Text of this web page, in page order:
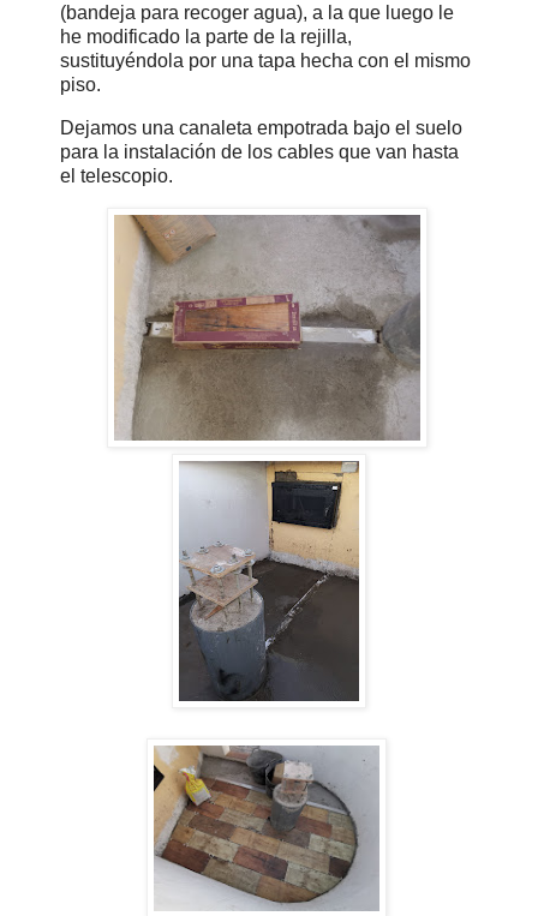
(bandeja para recoger agua), a la que luego le
he modificado la parte de la rejilla,
sustituyéndola por una tapa hecha con el mismo
piso.
Dejamos una canaleta empotrada bajo el suelo
para la instalación de los cables que van hasta
el telescopio.